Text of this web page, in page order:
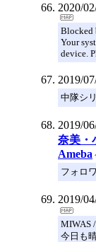
2020/
Blocked
Your
device.
2019/
中隊シ
2019/
奈美・
Ameba
フォロ
2019/
MIWAS
今日も